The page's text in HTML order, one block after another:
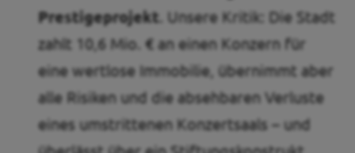
Prestigeprojekt. Unsere Kritik: Die Stadt
zahlt 10,6 Mio. € an einen Konzern für
eine wertlose Immobilie, übernimmt aber
alle Risiken und die absehbaren Verluste
eines umstrittenen Konzertsaals – und